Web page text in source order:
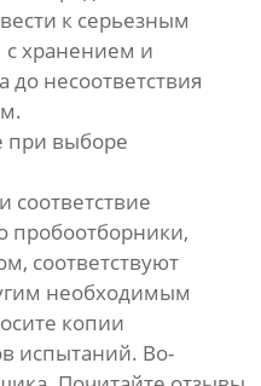
к серьезным
с хранением и
до несоответствия
при выборе
соответствие
пробоотборники,
соответствуют
необходимым
копии
испытаний. Во-